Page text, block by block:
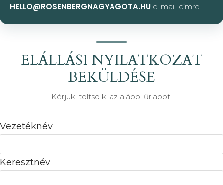
HELLO@ROSENBERGNAGYAGOTA.HU e-mail-címre.
ELÁLLÁSI NYILATKOZAT
BEKÜLDÉSE
Kérjük, töltsd ki az alábbi űrlapot.
Vezetéknév
Keresztnév